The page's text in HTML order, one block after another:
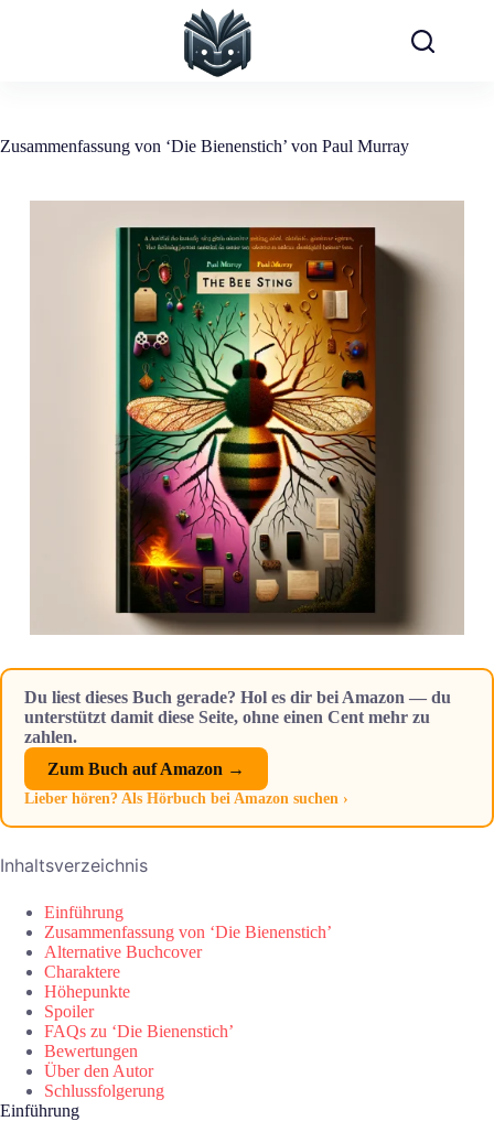
Zusammenfassung von ‘Die Bienenstich’ von Paul Murray
Du liest dieses Buch gerade? Hol es dir bei Amazon — du
unterstützt damit diese Seite, ohne einen Cent mehr zu
zahlen.
Zum Buch auf Amazon →
Lieber hören? Als Hörbuch bei Amazon suchen ›
Inhaltsverzeichnis
Einführung
Zusammenfassung von ‘Die Bienenstich’
Alternative Buchcover
Charaktere
Höhepunkte
Spoiler
FAQs zu ‘Die Bienenstich’
Bewertungen
Über den Autor
Schlussfolgerung
Einführung